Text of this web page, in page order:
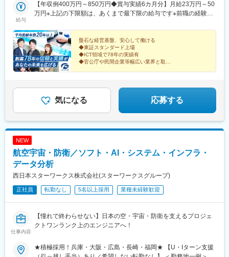
ンライズビル 【中国支店】広島県広島市南区段原南1-3-53 広島イ
ーストビル【松江営業所】島根県松江市学園南2-10-14 タイムプ
ービル本館 【徳島営業所】徳島県徳島市かちどき橋2-29-1 徳島伊
予ビル【四国支店】香川県高松市天神前10-1 高松天神前ビル【九
州支店】福岡県福岡市博多区博多駅前1-18-7 博多電気ビル※受動
喫煙対策あり（敷地内全面禁煙）
栗林公園北口駅、祇園駅(福岡県)、東銀座駅、さっぽろ駅、北浜駅
(大阪府)、比治山橋駅
給与
【年収例400万円～850万円◆賞与実績6カ月分】月給23万円～50
万円※上記の下限額は、あくまで最下限の給与です※前職の経験・
ません
盤石な経営基盤、安心して働ける
◆東証スタンダード上場
◆ICT領域で78年の実績有
◆官公庁や民間企業等幅広い業界と取引
◆リモート可
◆富士通パートナー
◆フレックスタイム制度
気になる 応募する
NEW
航空宇宙・防衛／ソフト・AI・システム・インフラ・
データ分析
西日本スターワークス株式会社(スターワークスグループ)
正社員 転勤なし 5名以上採用 業種未経験歓迎
仕事内容
【憧れで終わらせない】日本の空・宇宙・防衛を支えるプロジェ
クトワンランク上のエンジニアへ！
★積極採用！兵庫・大阪・広島・長崎・福岡★ 【U・Iターン支援